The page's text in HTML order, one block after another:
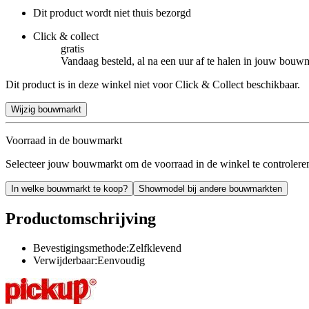
Dit product wordt niet thuis bezorgd
Click & collect
gratis
Vandaag besteld, al na een uur af te halen in jouw
Dit product is in deze winkel niet voor Click & Collect beschikbaar.
Wijzig bouwmarkt
Voorraad in de bouwmarkt
Selecteer jouw bouwmarkt om de voorraad in de winkel te
In welke bouwmarkt te koop? Showmodel bij andere bouwmarkten
Productomschrijving
Bevestigingsmethode:Zelfklevend
Verwijderbaar:Eenvoudig